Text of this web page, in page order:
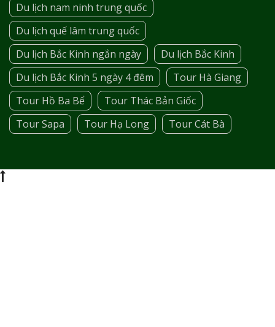
Du lịch nam ninh trung quốc
Du lịch quế lâm trung quốc
Du lịch Bắc Kinh ngắn ngày
Du lịch Bắc Kinh
Du lịch Bắc Kinh 5 ngày 4 đêm
Tour Hà Giang
Tour Hồ Ba Bể
Tour Thác Bản Giốc
Tour Sapa
Tour Hạ Long Tour Cát Bà